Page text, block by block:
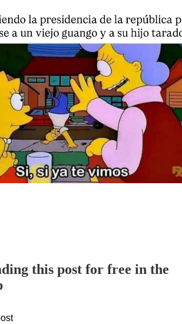
this post for free in the